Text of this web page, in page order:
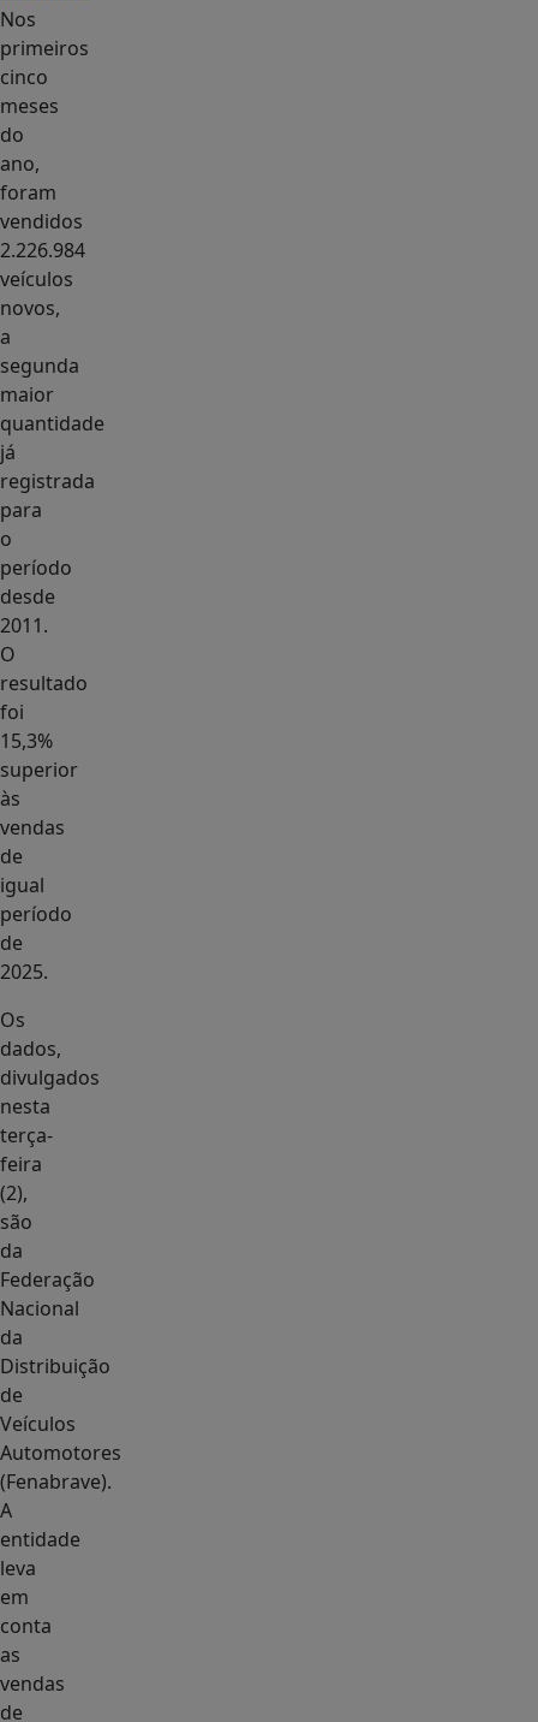
Nos
primeiros
cinco
meses
do
ano,
foram
vendidos
2.226.984
veículos
novos,
a
segunda
maior
quantidade
já
registrada
para
o
período
desde
2011.
O
resultado
foi
15,3%
superior
às
vendas
de
igual
período
de
2025.
Os
dados,
divulgados
nesta
terça-
feira
(2),
são
da
Federação
Nacional
da
Distribuição
de
Veículos
Automotores
(Fenabrave).
A
entidade
leva
em
conta
as
vendas
de